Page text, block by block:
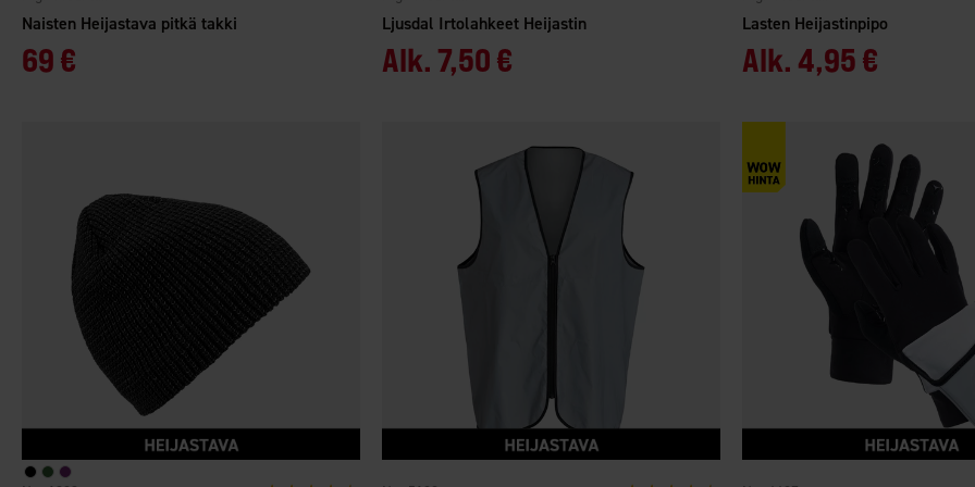
Naisten Heijastava pitkä takki
69 €
Ljusdal Irtolahkeet Heijastin
Alk. 7,50 €
Lasten Heijastinpipo
Alk. 4,95 €